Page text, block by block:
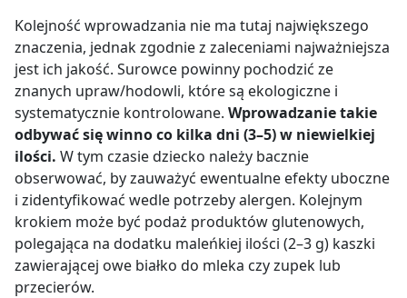
Kolejność wprowadzania nie ma tutaj największego
znaczenia, jednak zgodnie z zaleceniami najważniejsza
jest ich jakość. Surowce powinny pochodzić ze
znanych upraw/hodowli, które są ekologiczne i
systematycznie kontrolowane. Wprowadzanie takie
odbywać się winno co kilka dni (3–5) w niewielkiej
ilości. W tym czasie dziecko należy bacznie
obserwować, by zauważyć ewentualne efekty uboczne
i zidentyfikować wedle potrzeby alergen. Kolejnym
krokiem może być podaż produktów glutenowych,
polegająca na dodatku maleńkiej ilości (2–3 g) kaszki
zawierającej owe białko do mleka czy zupek lub
przecierów.